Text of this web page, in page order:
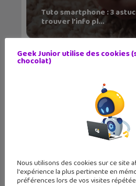
Tuto smartphone : 3
trouver l’info pl...
Geek Junior utilise des cookies
chocolat)
Nous utilisons des cookies sur ce site
l'expérience la plus pertinente en
préférences lors de vos visites